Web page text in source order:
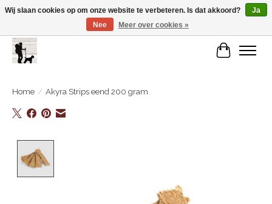
De Link..... Alles op maat voor je beste kameraard!
Home / Akyra Strips eend 200 gram
Wij slaan cookies op om onze website te verbeteren. Is dat akkoord?
Ja
Nee
Meer over cookies »